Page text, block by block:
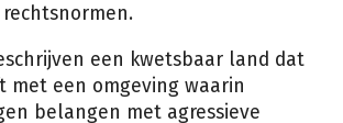
een kwetsbaar land dat
met een omgeving waarin
belangen met agressieve